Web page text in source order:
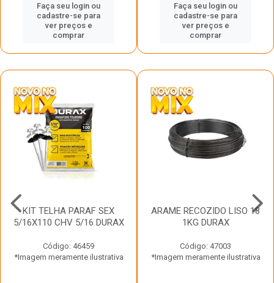
Faça seu login ou
cadastre-se para
ver preços e
comprar
Faça seu login ou
cadastre-se para
ver preços e
comprar
KIT TELHA PARAF SEX
5/16X110 CHV 5/16 DURAX
Código: 46459
*Imagem meramente ilustrativa
ARAME RECOZIDO LISO 18
1KG DURAX
Código: 47003
*Imagem meramente ilustrativa